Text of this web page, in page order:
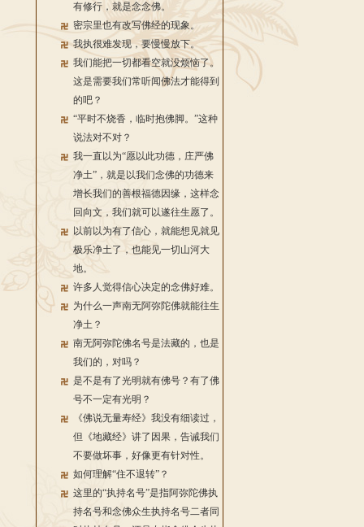
有修行，就是念念佛。
密宗里也有改写佛经的现象。
我执很难发现，要慢慢放下。
我们能把一切都看空就没烦恼了。
这是需要我们常听闻佛法才能得到
的吧？
“平时不烧香，临时抱佛脚。”这种
说法对不对？
我一直以为“愿以此功德，庄严佛
净土”，就是以我们念佛的功德来
增长我们的善根福德因缘，这样念
回向文，我们就可以遂往生愿了。
以前以为有了信心，就能想见就见
极乐净土了，也能见一切山河大
地。
许多人觉得信心决定的念佛好难。
为什么一声南无阿弥陀佛就能往生
净土？
南无阿弥陀佛名号是法藏的，也是
我们的，对吗？
是不是有了光明就有佛号？有了佛
号不一定有光明？
《佛说无量寿经》我没有细读过，
但《地藏经》讲了因果，告诫我们
不要做坏事，好像更有针对性。
如何理解“住不退转”？
这里的“执持名号”是指阿弥陀佛执
持名号和念佛众生执持名号二者同